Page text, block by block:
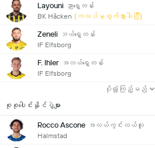
Layouni ညာရှေ့တန်း
BK Häcken (ကလပ်မှထွက်သွားပါပြီ)
Zeneli
ဘယ်ရှေ့တန်း
IF Elfsborg
F. Ihler အလယ်ရှေ့တန်း
IF Elfsborg
ပို၍ကြည့်မည်
စုစုပေါင်းနိုင်ပွဲများ
Rocco Ascone အလယ်ကွင်းလယ်လူ
Halmstad